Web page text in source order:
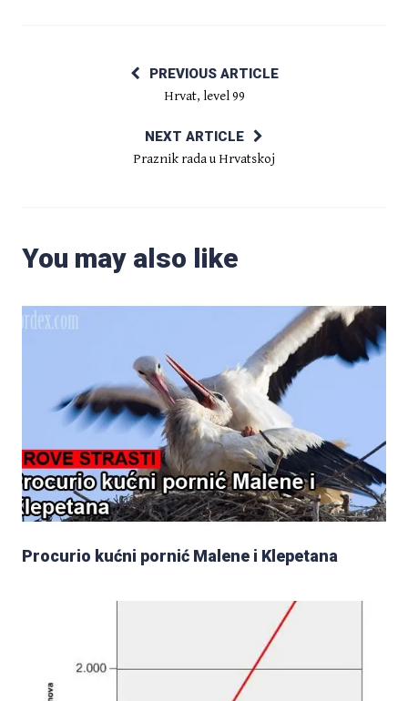
PREVIOUS ARTICLE
Hrvat, level 99
NEXT ARTICLE
Praznik rada u Hrvatskoj
You may also like
Procurio kućni pornić Malene i Klepetana